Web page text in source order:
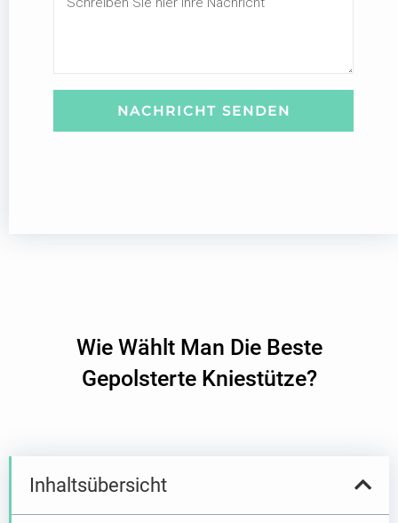
r
c
NACHRICHT SENDEN
Wie Wählt Man Die Beste
Gepolsterte Kniestütze?
Inhaltsübersicht